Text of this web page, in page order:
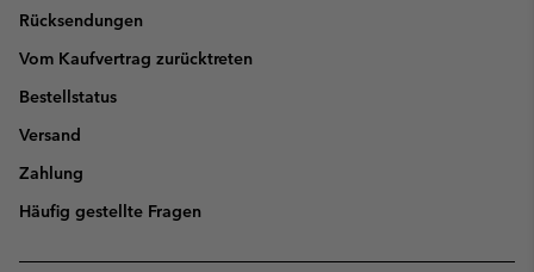
Rücksendungen
Vom Kaufvertrag zurücktreten
Bestellstatus
Versand
Zahlung
Häufig gestellte Fragen